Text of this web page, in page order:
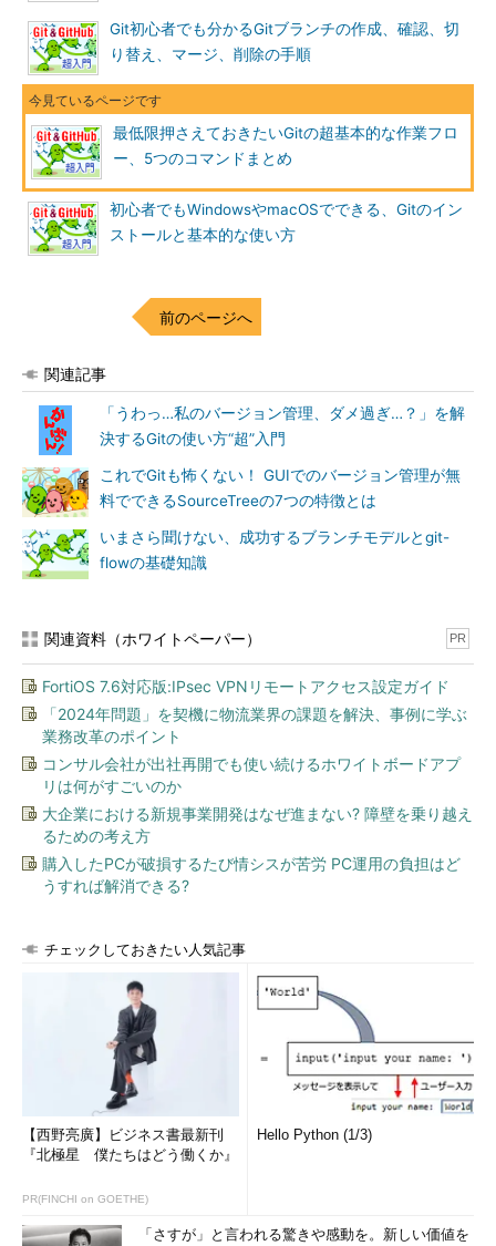
Git初心者でも分かるGitブランチの作成、確認、切
り替え、マージ、削除の手順
最低限押さえておきたいGitの超基本的な作業フロ
ー、5つのコマンドまとめ
初心者でもWindowsやmacOSでできる、Gitのイン
ストールと基本的な使い方
前のページへ
関連記事
「うわっ…私のバージョン管理、ダメ過ぎ…？」を解
決するGitの使い方“超”入門
これでGitも怖くない！ GUIでのバージョン管理が無
料でできるSourceTreeの7つの特徴とは
いまさら聞けない、成功するブランチモデルとgit-
flowの基礎知識
関連資料（ホワイトペーパー） PR
FortiOS 7.6対応版:IPsec VPNリモートアクセス設定ガイド
「2024年問題」を契機に物流業界の課題を解決、事例に学ぶ
業務改革のポイント
コンサル会社が出社再開でも使い続けるホワイトボードアプ
リは何がすごいのか
大企業における新規事業開発はなぜ進まない? 障壁を乗り越え
るための考え方
購入したPCが破損するたび情シスが苦労 PC運用の負担はど
うすれば解消できる?
チェックしておきたい人気記事
【西野亮廣】ビジネス書最新刊
『北極星 僕たちはどう働くか』
PR(FINCHI on GOETHE)
Hello Python (1/3)
「さすが」と言われる驚きや感動を。新しい価値を